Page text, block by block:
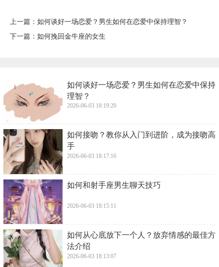
上一篇： ​如何谈好一场恋爱？男生如何在恋爱中保持理智？
下一篇： ​如何挽回金牛座的女生
​如何谈好一场恋爱？男生如何在恋爱中保持
理智？
2026-06-03 18:19:20
​如何接吻？教你从入门到进阶，成为接吻高
手
2026-06-03 18:17:16
​如何和射手座男生聊天技巧
2026-06-03 18:15:11
​如何从心底放下一个人？放弃情感的最佳方
法介绍
2026-06-03 18:13:07